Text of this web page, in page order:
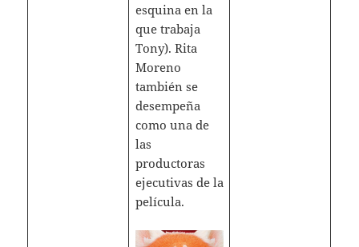
esquina en la
que trabaja
Tony). Rita
Moreno
también se
desempeña
como una de
las
productoras
ejecutivas de la
película.